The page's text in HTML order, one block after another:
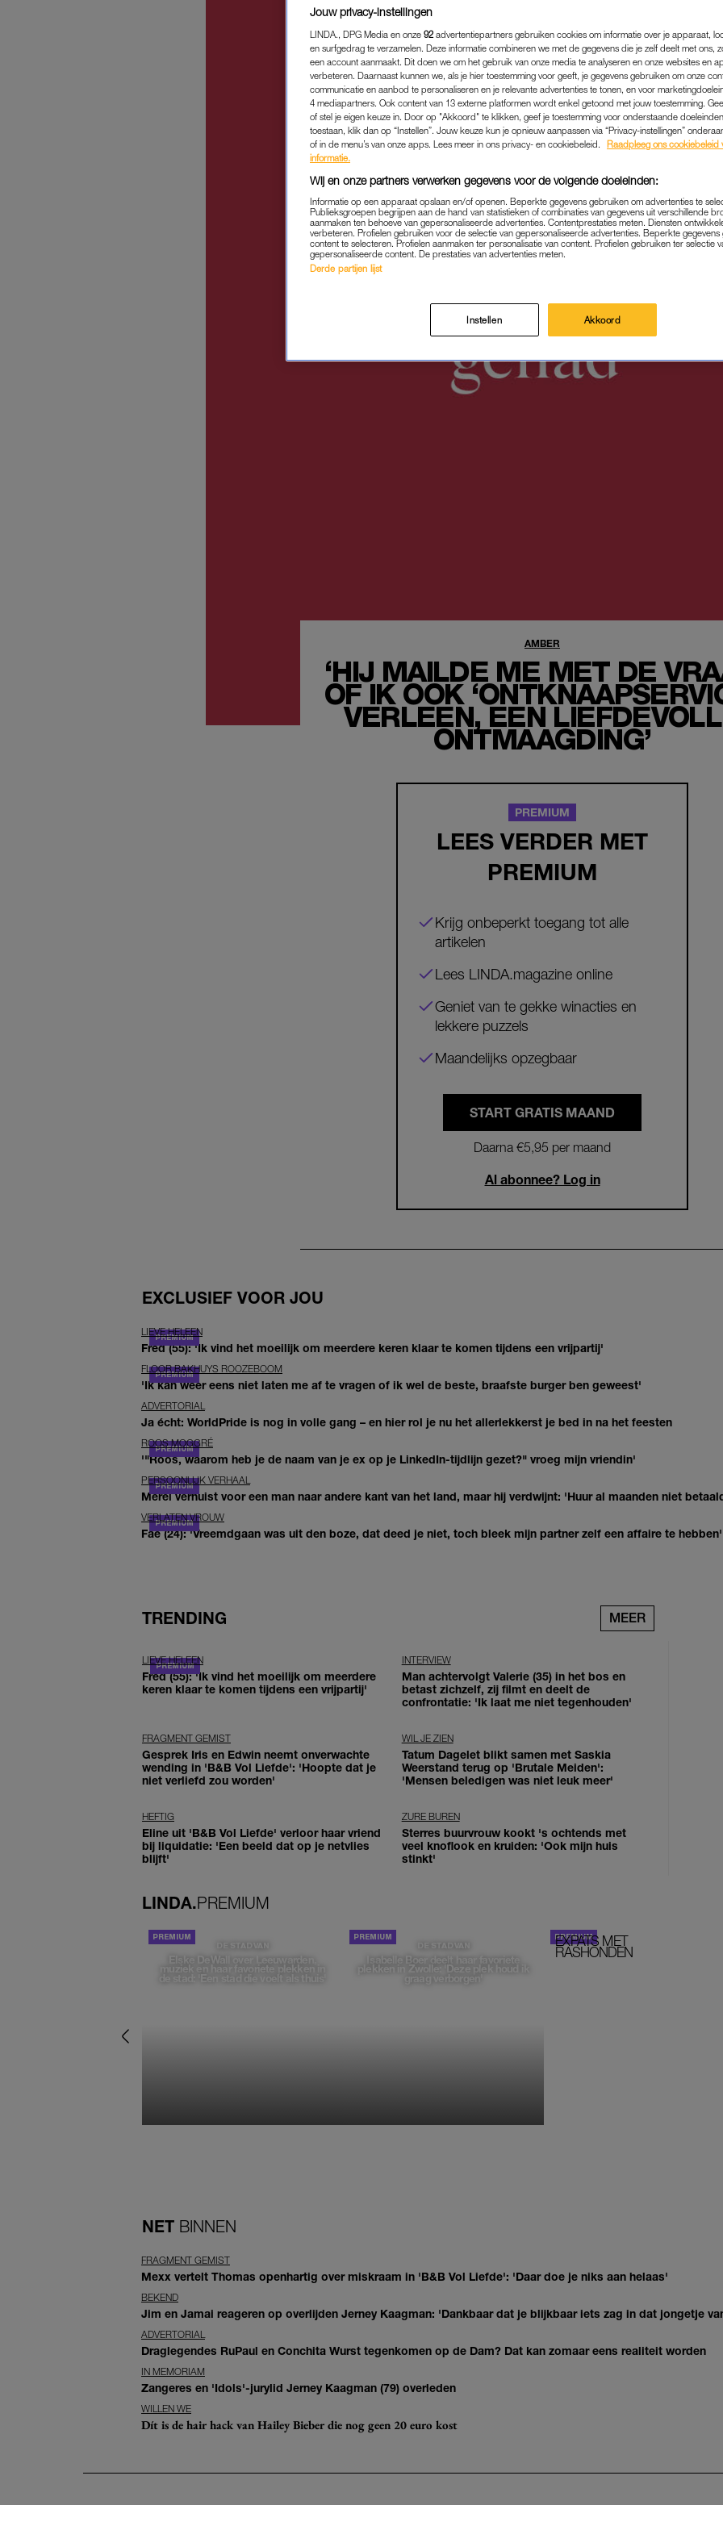
AMBER
‘HIJ MAILDE ME MET DE
OF IK OOK
VERLEEN, EEN
ONTMAAGDING’
PREMIUM
LEES VERDER MET
PREMIUM
Krijg onbeperkt toegang tot alle
artikelen
Lees LINDA.magazine online
Geniet van te gekke winacties en
lekkere puzzels
Maandelijks opzegbaar
START GRATIS MAAND
Daarna €5,95 per maand
Al abonnee? Log in
EXCLUSIEF VOOR JOU
LIEVE HELEEN
Fred (55): 'Ik vind het moeilijk om meerdere keren klaar te komen tijdens een vrijpartij'
FLOOR BAKHUYS ROOZEBOOM
'Ik kan weer eens niet laten me af te vragen of ik wel de beste, braafste burger ben geweest'
ADVERTORIAL
Ja écht: WorldPride is nog in volle gang – en hier rol je nu het allerlekkerst je bed in na het feesten
ROOS MOGGRÉ
'"Roos, waarom heb je de naam van je ex op je LinkedIn-tijdlijn gezet?" vroeg mijn vriendin'
PERSOONLIJK VERHAAL
Merel verhuist voor een man naar andere kant van het land, maar hij verdwijnt: 'Huur al maanden niet
VERLATEN VROUW
Fae (24): 'Vreemdgaan was uit den boze, dat deed je niet, toch bleek mijn partner zelf een affaire te hebben'
TRENDING MEER
LIEVE HELEEN
Fred (55): 'Ik vind het moeilijk om meerdere
keren klaar te komen tijdens een vrijpartij'
INTERVIEW
Man achtervolgt Valerie (35) in het bos en
betast zichzelf, zij filmt en deelt de
confrontatie: 'Ik laat me niet tegenhouden'
FRAGMENT GEMIST
Gesprek Iris en Edwin neemt onverwachte
wending in 'B&B Vol Liefde': 'Hoopte dat je
niet verliefd zou worden'
WIL JE ZIEN
Tatum Dagelet blikt samen met Saskia
Weerstand terug op 'Brutale Meiden':
'Mensen beledigen was niet leuk meer'
HEFTIG
Eline uit 'B&B Vol Liefde' verloor haar vriend
bij liquidatie: 'Een beeld dat op je netvlies
blijft'
ZURE BUREN
Sterres buurvrouw kookt 's ochtends met
veel knoflook en kruiden: 'Ook mijn huis
stinkt'
LINDA.PREMIUM
DE STAD VAN
Elske DeWall over Leeuwarden,
muziek en haar favoriete plekken in
de stad: 'Een stad die voelt als thuis'
DE STAD VAN
Isabelle Boer deelt haar favoriete
plekken in Zwolle: 'Deze plek houd ik
graag verborgen'
EXPATS MET
RASHONDEN
NET BINNEN
FRAGMENT GEMIST
Mexx vertelt Thomas openhartig over miskraam in 'B&B Vol Liefde': 'Daar doe je niks aan helaas'
BEKEND
Jim en Jamai reageren op overlijden Jerney Kaagman: 'Dankbaar dat je blijkbaar iets zag in dat jongetje
ADVERTORIAL
Draglegendes RuPaul en Conchita Wurst tegenkomen op de Dam? Dat kan zomaar eens realiteit worden
IN MEMORIAM
Zangeres en 'Idols'-jurylid Jerney Kaagman (79) overleden
WILLEN WE
Dít is de hair hack van Hailey Bieber die nog geen 20 euro kost
Volg ons Adverteren Nieuwsbrief Contact
Jouw privacy-instellingen
LINDA., DPG Media en onze 92 advertentiepartners gebruiken cookies om informatie over je apparaat,
en surfgedrag te verzamelen. Deze informatie combineren we met de gegevens die je zelf deelt met ons,
een account aanmaakt. Dit doen we om het gebruik van onze media te analyseren en onze websites en
verbeteren. Daarnaast kunnen we, als je hier toestemming voor geeft, je gegevens gebruiken om onze
communicatie en aanbod te personaliseren en je relevante advertenties te tonen, en voor
4 mediapartners. Ook content van 13 externe platformen wordt enkel getoond met jouw toestemming.
of stel je eigen keuze in. Door op "Akkoord" te klikken, geef je toestemming voor onderstaande
toestaan, klik dan op “Instellen”. Jouw keuze kun je opnieuw aanpassen via “Privacy-instellingen”
of in de menu’s van onze apps. Lees meer in ons privacy- en cookiebeleid.
Raadpleeg ons cookiebeleid
informatie.
Wij en onze partners verwerken gegevens voor de volgende doeleinden:
Informatie op een apparaat opslaan en/of openen. Beperkte gegevens gebruiken om advertenties te
Publieksgroepen begrijpen aan de hand van statistieken of combinaties van gegevens uit verschillende
aanmaken ten behoeve van gepersonaliseerde advertenties. Contentprestaties meten. Diensten
verbeteren. Profielen gebruiken voor de selectie van gepersonaliseerde advertenties. Beperkte
content te selecteren. Profielen aanmaken ter personalisatie van content. Profielen gebruiken ter selectie
gepersonaliseerde content. De prestaties van advertenties meten.
Derde partijen lijst
Instellen Akkoord